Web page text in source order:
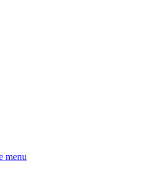
menu